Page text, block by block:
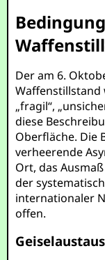
Der am 6.
Waffenstillstand
„fragil“,
diese
Oberfläche. Die
verheerende
Ort, das
der
internationaler
offen.